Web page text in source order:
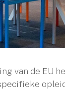
van de EU